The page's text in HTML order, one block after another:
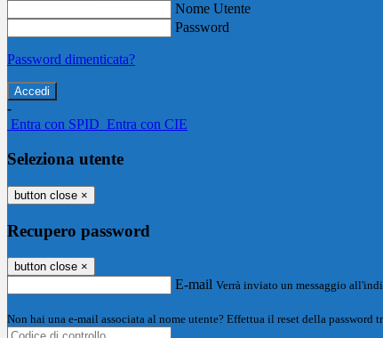
Nome Utente
Password
Password dimenticata?
-
Entra con SPID Entra con CIE
Seleziona utente
button close ×
Recupero password
button close ×
E-mail Verrà inviato un messaggio
Non hai una e-mail associata al nome utente? Effettua il reset della password